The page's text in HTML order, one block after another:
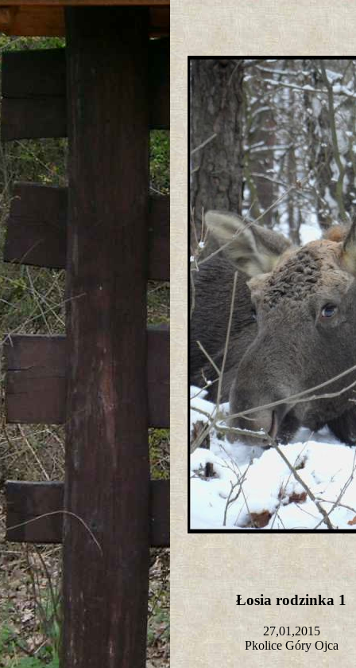
Łosia rodzinka 1
27,01,2015
Pkolice Góry Ojca